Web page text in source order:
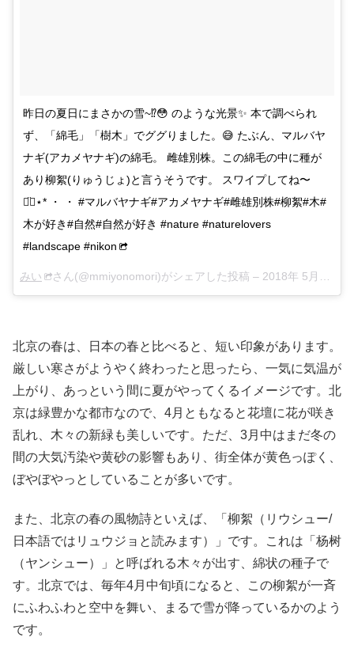
昨日の夏日にまさかの雪~⁉️😳 のような光景✨ 本で調べられ
ず、「綿毛」「樹木」でググりました。😅 たぶん、マルバヤ
ナギ(アカメヤナギ)の綿毛。 雌雄別株。この綿毛の中に種が
あり柳絮(りゅうじょ)と言うそうです。 スワイプしてね〜
◡̈⃝︎⋆︎* ・ ・ #マルバヤナギ#アカメヤナギ#雌雄別株#柳絮#木#
木が好き#自然#自然が好き #nature #naturelovers
#landscape #nikon
みい さん(@mmiyonomori)がシェアした投稿 – 2018年 5月月18日午前6時34分PDT
北京の春は、日本の春と比べると、短い印象があります。
厳しい寒さがようやく終わったと思ったら、一気に気温が
上がり、あっという間に夏がやってくるイメージです。北
京は緑豊かな都市なので、4月ともなると花壇に花が咲き
乱れ、木々の新緑も美しいです。ただ、3月中はまだ冬の
間の大気汚染や黄砂の影響もあり、街全体が黄色っぽく、
ぼやぼやっとしていることが多いです。
また、北京の春の風物詩といえば、「柳絮（リウシュー/
日本語ではリュウジョと読みます）」です。これは「杨树
（ヤンシュー）」と呼ばれる木々が出す、綿状の種子で
す。北京では、毎年4月中旬頃になると、この柳絮が一斉
にふわふわと空中を舞い、まるで雪が降っているかのよう
です。